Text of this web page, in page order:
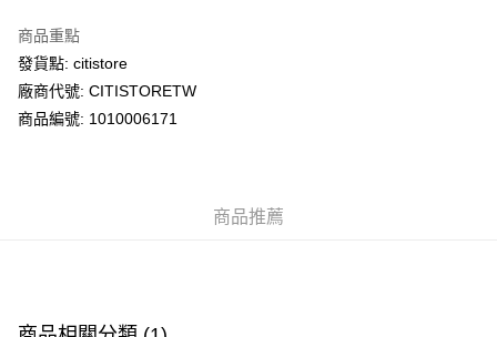
WeChat Pay
送貨方式
每筆HK$50.00，滿HK$200.00或以上免運費
商品重點
發貨點: citistore
廠商代號: CITISTORETW
商品編號: 1010006171
商品推薦